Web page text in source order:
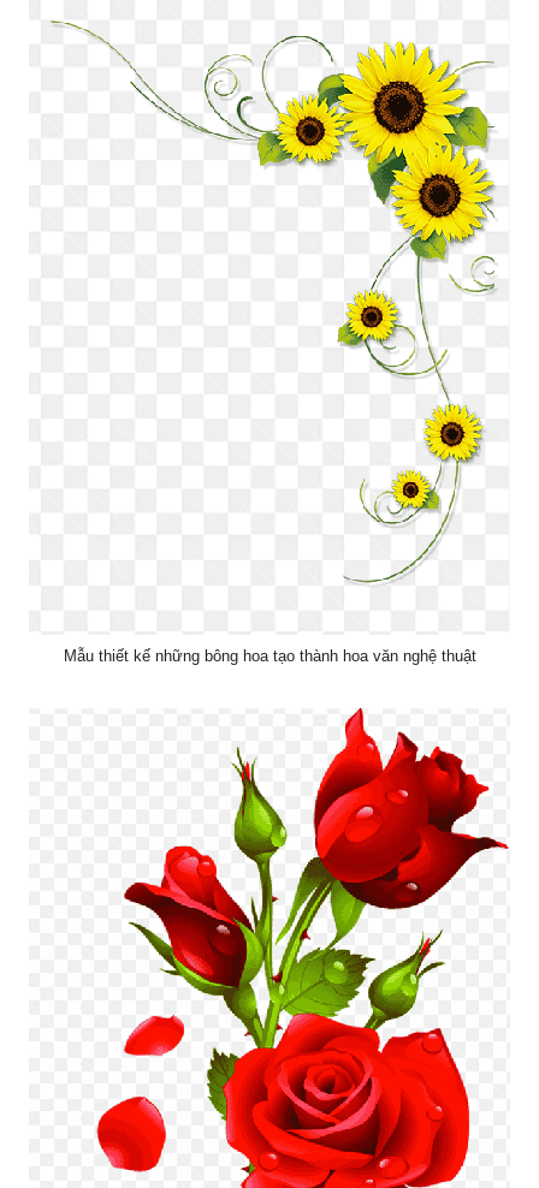
Mẫu thiết kế những bông hoa tạo thành hoa văn nghệ thuật